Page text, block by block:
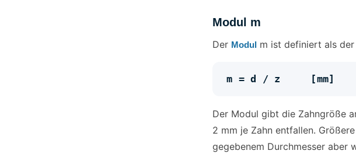
Modul m
Der Modul m ist definiert als
m = d / z [mm]
Der Modul gibt die Zahngröße
2 mm je Zahn entfallen.
gegebenem Durchmesser aber